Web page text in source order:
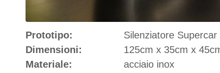
Prototipo:
Silenziatore Supercar
Dimensioni:
125cm x 35cm x
Materiale:
acciaio inox